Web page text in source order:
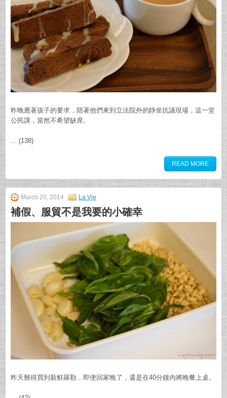
昨晚應著孩子的要求，陪著他們來到立法院外的靜坐抗議現場，這一堂
公民課，當然不希望缺席。
... (138)
READ MORE
March 20, 2014 La Vie
補假、服貿不是我要的小確幸
昨天難得買到新鮮羅勒，即便回家晚了，還是在40分鐘內將晚餐上桌。